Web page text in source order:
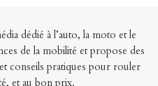
dédié à l’auto, la moto et le
de la mobilité et propose des
conseils pratiques pour rouler
et au bon prix.